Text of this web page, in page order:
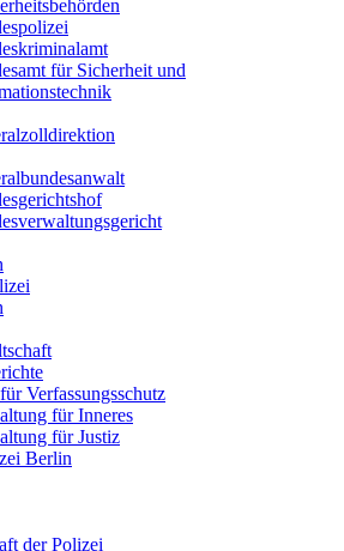
für Sicherheit und
Verfassungsschutz
für Inneres
für Justiz
Berlin
der Polizei